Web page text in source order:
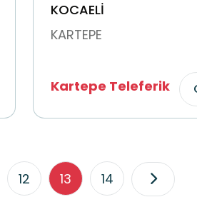
KOCAELİ
KARTEPE
Kartepe Teleferik
12 13 14